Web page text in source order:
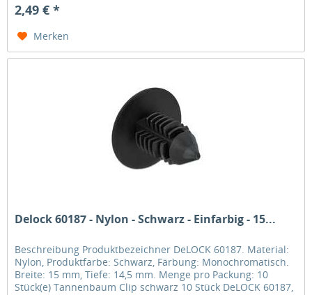
2,49 € *
Merken
Delock 60187 - Nylon - Schwarz - Einfarbig - 15...
Beschreibung Produktbezeichner DeLOCK 60187. Material:
Nylon, Produktfarbe: Schwarz, Färbung: Monochromatisch.
Breite: 15 mm, Tiefe: 14,5 mm. Menge pro Packung: 10
Stück(e) Tannenbaum Clip schwarz 10 Stück DeLOCK 60187,